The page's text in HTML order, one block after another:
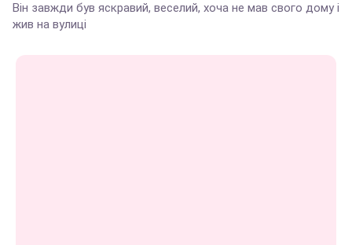
Він завжди був яскравий, веселий, хоча не мав свого дому і
жив на вулиці